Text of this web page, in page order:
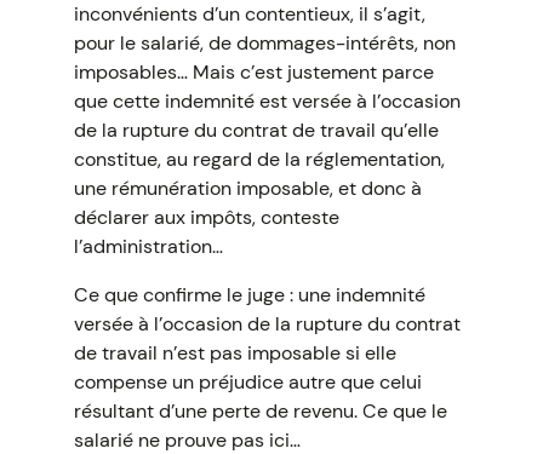
inconvénients d’un contentieux, il s’agit,
pour le salarié, de dommages-intérêts, non
imposables… Mais c’est justement parce
que cette indemnité est versée à l’occasion
de la rupture du contrat de travail qu’elle
constitue, au regard de la réglementation,
une rémunération imposable, et donc à
déclarer aux impôts, conteste
l’administration…
Ce que confirme le juge : une indemnité
versée à l’occasion de la rupture du contrat
de travail n’est pas imposable si elle
compense un préjudice autre que celui
résultant d’une perte de revenu. Ce que le
salarié ne prouve pas ici…